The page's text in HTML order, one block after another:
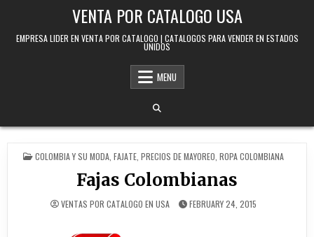
VENTA POR CATALOGO USA
EMPRESA LIDER EN VENTA POR CATALOGO | CATALOGOS PARA VENDER EN ESTADOS
UNIDOS
MENU
POSTED IN
COLOMBIA Y SU MODA FAJATE PRECIOS DE MAYOREO ROPA COLOMBIANA
Fajas Colombianas
VENTAS POR CATALOGO EN USA FEBRUARY 24, 2015